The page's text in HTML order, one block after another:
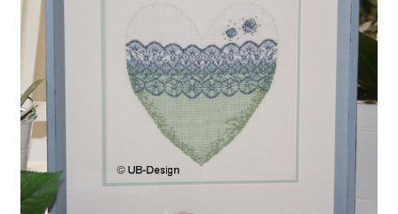
Kasse
Mein Konto